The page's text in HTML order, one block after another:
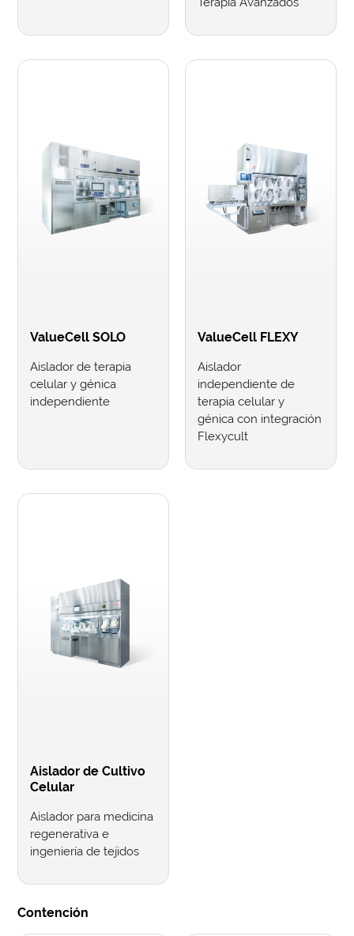
ValueCell SOLO
Aislador de terapia
celular y génica
independiente
ValueCell FLEXY
Aislador
independiente de
terapia celular y
génica con integración
Flexycult
Aislador de Cultivo
Celular
Aislador para medicina
regenerativa e
ingeniería de tejidos
Contención